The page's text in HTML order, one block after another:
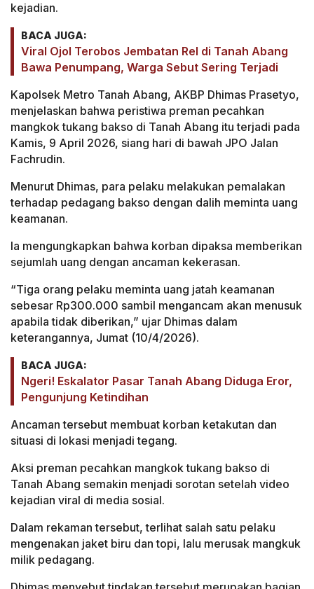
kejadian.
BACA JUGA:
Viral Ojol Terobos Jembatan Rel di Tanah Abang
Bawa Penumpang, Warga Sebut Sering Terjadi
Kapolsek Metro Tanah Abang, AKBP Dhimas Prasetyo,
menjelaskan bahwa peristiwa preman pecahkan
mangkok tukang bakso di Tanah Abang itu terjadi pada
Kamis, 9 April 2026, siang hari di bawah JPO Jalan
Fachrudin.
Menurut Dhimas, para pelaku melakukan pemalakan
terhadap pedagang bakso dengan dalih meminta uang
keamanan.
Ia mengungkapkan bahwa korban dipaksa memberikan
sejumlah uang dengan ancaman kekerasan.
“Tiga orang pelaku meminta uang jatah keamanan
sebesar Rp300.000 sambil mengancam akan menusuk
apabila tidak diberikan,” ujar Dhimas dalam
keterangannya, Jumat (10/4/2026).
BACA JUGA:
Ngeri! Eskalator Pasar Tanah Abang Diduga Eror,
Pengunjung Ketindihan
Ancaman tersebut membuat korban ketakutan dan
situasi di lokasi menjadi tegang.
Aksi preman pecahkan mangkok tukang bakso di
Tanah Abang semakin menjadi sorotan setelah video
kejadian viral di media sosial.
Dalam rekaman tersebut, terlihat salah satu pelaku
mengenakan jaket biru dan topi, lalu merusak mangkuk
milik pedagang.